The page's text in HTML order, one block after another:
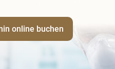
online buchen